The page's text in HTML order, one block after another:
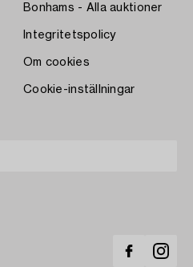
Bonhams - Alla auktioner
Integritetspolicy
Om cookies
Cookie-inställningar